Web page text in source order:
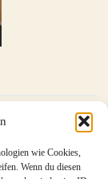
wie Cookies,
Wenn du diesen